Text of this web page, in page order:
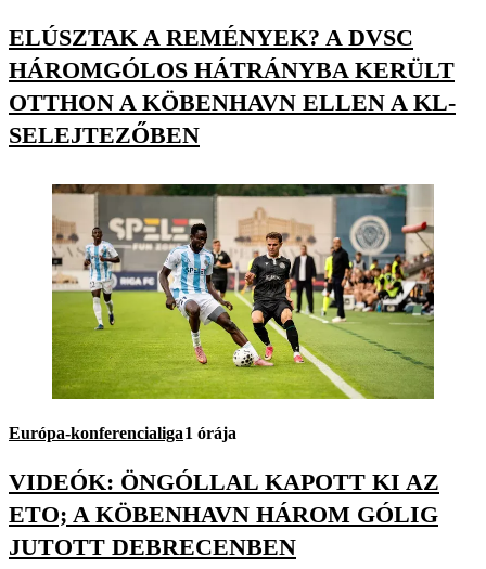
ELÚSZTAK A REMÉNYEK? A DVSC
HÁROMGÓLOS HÁTRÁNYBA KERÜLT
OTTHON A KÖBENHAVN ELLEN A KL-
SELEJTEZŐBEN
Európa-konferencialiga1 órája
VIDEÓK: ÖNGÓLLAL KAPOTT KI AZ
ETO; A KÖBENHAVN HÁROM GÓLIG
JUTOTT DEBRECENBEN